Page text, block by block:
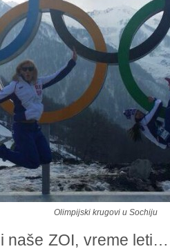
Olimpijski krugovi u Sochiju
naše ZOI, vreme